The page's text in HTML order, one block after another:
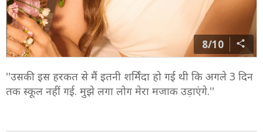
8/10
''उसकी इस हरकत से मैं इतनी शर्मिंदा हो गई थी कि अगले 3 दिन
तक स्कूल नहीं गई. मुझे लगा लोग मेरा मजाक उड़ाएंगे.''